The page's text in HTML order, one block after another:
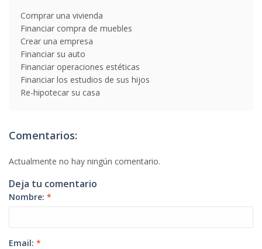
Comprar una vivienda
Financiar compra de muebles
Crear una empresa
Financiar su auto
Financiar operaciones estéticas
Financiar los estudios de sus hijos
Re-hipotecar su casa
Comentarios:
Actualmente no hay ningún comentario.
Deja tu comentario
Nombre: *
Email: *